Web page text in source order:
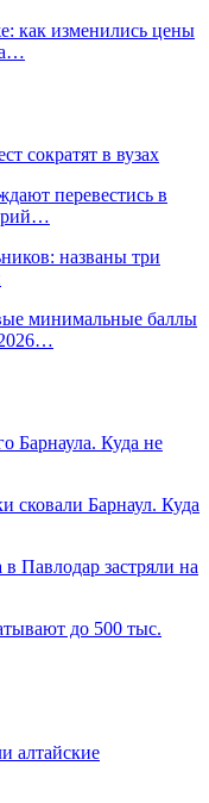
как изменились цены
сократят в вузах
перевестись в
названы три
минимальные баллы
Барнаула. Куда не
сковали Барнаул. Куда
Павлодар застряли на
до 500 тыс.
алтайские